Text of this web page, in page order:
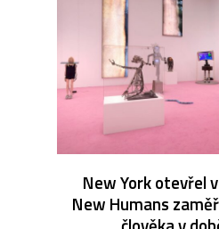
New York otevřel
New Humans